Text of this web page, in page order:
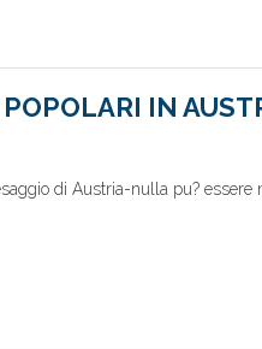
IN
di Austria-nulla pu? essere